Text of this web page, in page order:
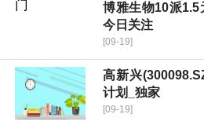
博雅生物10派1.5
今日关注
[09-19]
高新兴
计划_独家
[09-19]